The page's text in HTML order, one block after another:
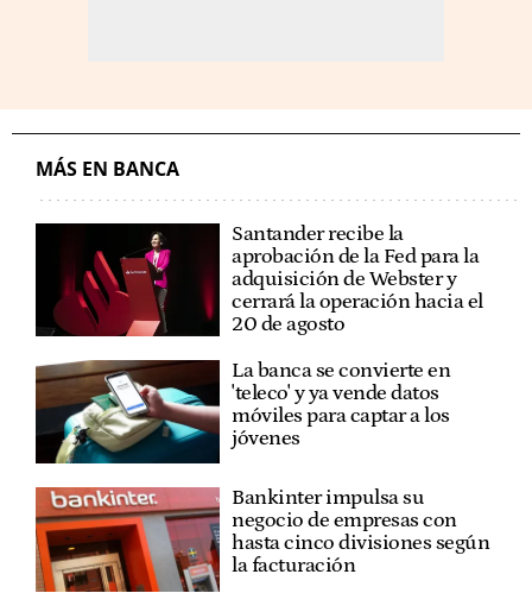
MÁS EN BANCA
Santander recibe la
aprobación de la Fed para la
adquisición de Webster y
cerrará la operación hacia el
20 de agosto
La banca se convierte en
'teleco' y ya vende datos
móviles para captar a los
jóvenes
Bankinter impulsa su
negocio de empresas con
hasta cinco divisiones según
la facturación